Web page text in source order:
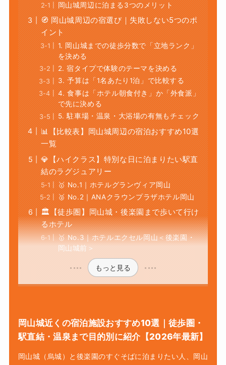
岡山城周辺に泊まる3つのメリット
🧭 岡山城周辺の宿選び｜失敗しない5つのポ
イント
1. 岡山城までの徒歩分数で「立地ランク」
を決める
2. 宿タイプで体験のテーマを決める
3. 予算は「1名あたり1泊」で比較する
4. 食事は「ホテル朝食付き」か「外食派」
で先に決める
5. 駐車場・温泉・大浴場の有無もチェック
📊【比較表】岡山城周辺の宿泊おすすめ10選
一覧
💎【ハイクラス】特別な日に泊まりたい駅直
結のラグジュアリー
🥇 No.1｜ホテルグランヴィア岡山
🥈 No.2｜ANAクラウンプラザホテル岡山
🏛️【徒歩圏】岡山城・後楽園まで歩いて行け
るホテル
🥇 No.3｜ホテルエクセル岡山＜後楽園・
岡山城前＞
もっと見る
岡山城近くの宿泊施設おすすめ10選｜徒歩圏・
駅直結・温泉まで目的別に紹介【2026年最新】
岡山城（烏城）と後楽園のすぐそばに泊まりたい人、岡山